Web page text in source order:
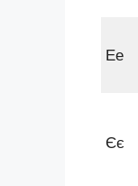
Ее
Єє